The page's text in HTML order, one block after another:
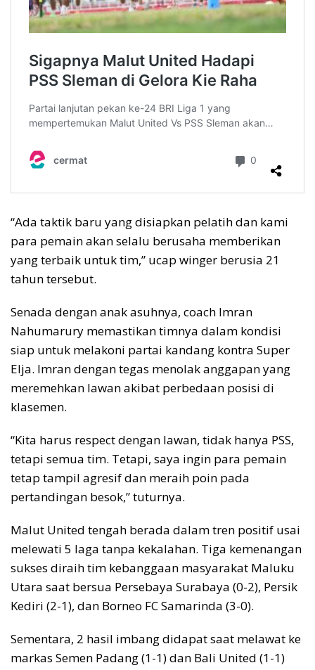
“Ada taktik baru yang disiapkan pelatih dan kami
para pemain akan selalu berusaha memberikan
yang terbaik untuk tim,” ucap winger berusia 21
tahun tersebut.
Senada dengan anak asuhnya, coach Imran
Nahumarury memastikan timnya dalam kondisi
siap untuk melakoni partai kandang kontra Super
Elja. Imran dengan tegas menolak anggapan yang
meremehkan lawan akibat perbedaan posisi di
klasemen.
“Kita harus respect dengan lawan, tidak hanya PSS,
tetapi semua tim. Tetapi, saya ingin para pemain
tetap tampil agresif dan meraih poin pada
pertandingan besok,” tuturnya.
Malut United tengah berada dalam tren positif usai
melewati 5 laga tanpa kekalahan. Tiga kemenangan
sukses diraih tim kebanggaan masyarakat Maluku
Utara saat bersua Persebaya Surabaya (0-2), Persik
Kediri (2-1), dan Borneo FC Samarinda (3-0).
Sementara, 2 hasil imbang didapat saat melawat ke
markas Semen Padang (1-1) dan Bali United (1-1)